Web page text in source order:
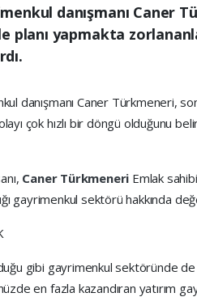
danışmanı Caner
planı yapmakta
danışmanı Caner Türkmeneri,
çok hızlı bir döngü olduğunu
Caner Türkmeneri Emlak
gayrimenkul sektörü hakkında
gibi gayrimenkul sektöründe de
en fazla kazandıran yatırım